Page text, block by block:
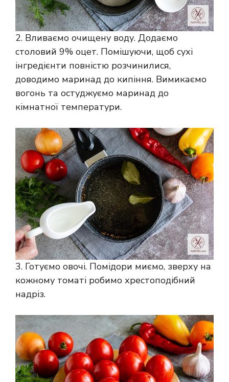
2. Вливаємо очищену воду. Додаємо
столовий 9% оцет. Помішуючи, щоб сухі
інгредієнти повністю розчинилися,
доводимо маринад до кипіння. Вимикаємо
вогонь та остуджуємо маринад до
кімнатної температури.
3. Готуємо овочі. Помідори миємо, зверху на
кожному томаті робимо хрестоподібний
надріз.